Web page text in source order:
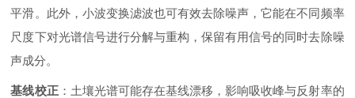
平滑。此外，小波变换滤波也可有效去除噪声，它能在不同频率
尺度下对光谱信号进行分解与重构，保留有用信号的同时去除噪
声成分。
基线校正：土壤光谱可能存在基线漂移，影响吸收峰与反射率的